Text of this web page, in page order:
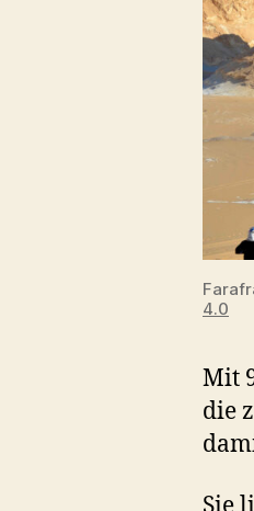
4.0
Mit
die